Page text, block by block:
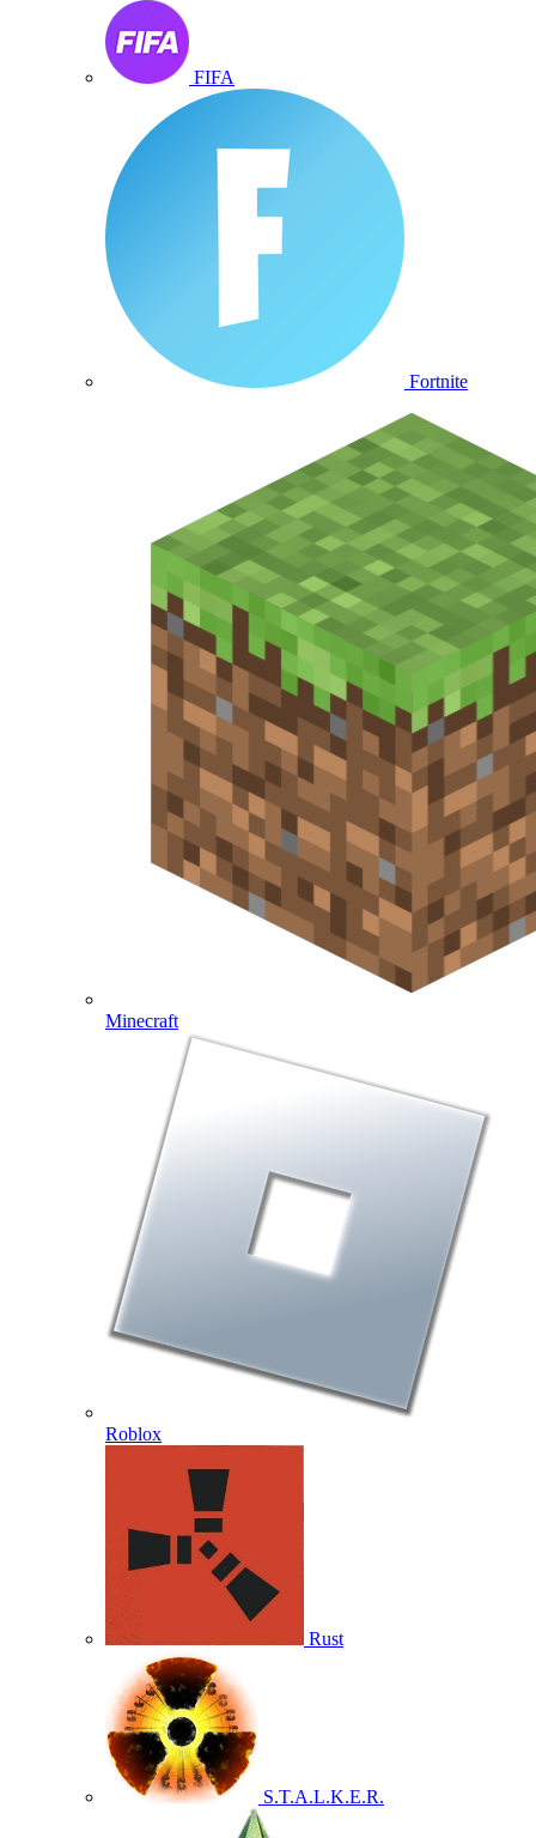
FIFA
Fortnite
Minecraft
Roblox
Rust
S.T.A.L.K.E.R.